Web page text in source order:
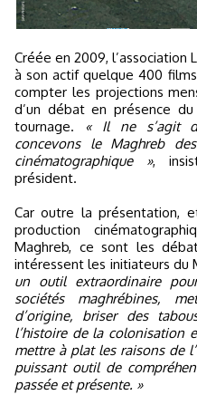
Créée en 2009, l’association Le Maghreb des films dénombre
à son actif quelque 400
compter les projections
d’un débat en présence
tournage.
« Il ne s’agit
concevons le Maghreb
cinématographique »,
président.
Car outre la présentation,
production
Maghreb, ce sont les
intéressent les initiateurs du
un outil extraordinaire
sociétés maghrébines,
d’origine, briser des
l’histoire de la colonisation
mettre à plat les raisons de
puissant outil de
passée et présente. »